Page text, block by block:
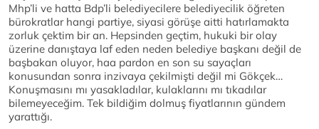
Mhp’li ve hatta Bdp’li belediyecilere belediyecilik öğreten
bürokratlar hangi partiye, siyasi görüşe aitti hatırlamakta
zorluk çektim bir an. Hepsinden geçtim, hukuki bir olay
üzerine danıştaya laf eden neden belediye başkanı değil de
başbakan oluyor, haa pardon en son su sayaçları
konusundan sonra inzivaya çekilmişti değil mi Gökçek…
Konuşmasını mı yasakladılar, kulaklarını mı tıkadılar
bilemeyeceğim. Tek bildiğim dolmuş fiyatlarının gündem
yarattığı.